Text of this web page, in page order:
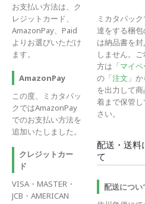
お支払い方法は、ク
レジットカード、
AmazonPay、Paid
よりお選びいただけ
ます。
AmazonPay
この度、ミカタパッ
クではAmazonPay
でのお支払い方法を
追加いたしました。
クレジットカー
ド
VISA・MASTER・
JCB・AMERICAN
ミカタパッ
達をする梱包
は納品書を封
しません。
方は「マイ
の「注文 」
を出力して
着まで保管
さい。
配送・送料
て
配送につい